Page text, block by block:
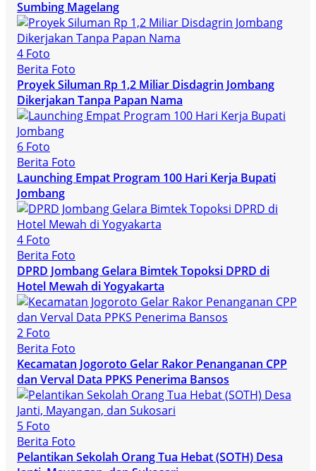
Sumbing Magelang
4 Foto
Berita Foto
Proyek Siluman Rp 1,2 Miliar Disdagrin Jombang
Dikerjakan Tanpa Papan Nama
6 Foto
Berita Foto
Launching Empat Program 100 Hari Kerja Bupati
Jombang
4 Foto
Berita Foto
DPRD Jombang Gelara Bimtek Topoksi DPRD di
Hotel Mewah di Yogyakarta
2 Foto
Berita Foto
Kecamatan Jogoroto Gelar Rakor Penanganan CPP
dan Verval Data PPKS Penerima Bansos
5 Foto
Berita Foto
Pelantikan Sekolah Orang Tua Hebat (SOTH) Desa